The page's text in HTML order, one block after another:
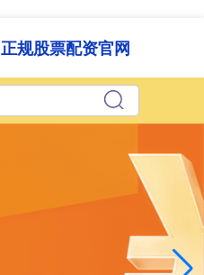
正规股票配资官网